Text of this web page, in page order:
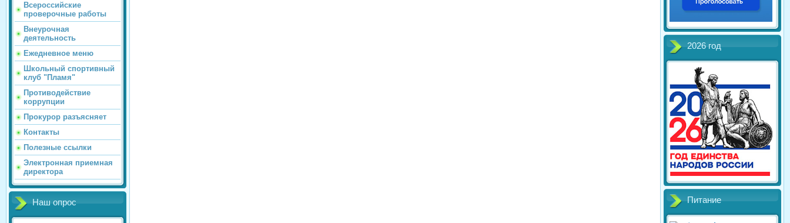
Всероссийские
проверочные работы
Внеурочная
деятельность
Ежедневное меню
Школьный спортивный
клуб "Пламя"
Противодействие
коррупции
Прокурор разъясняет
Контакты
Полезные ссылки
Электронная приемная
директора
Наш опрос
2026 год
Питание